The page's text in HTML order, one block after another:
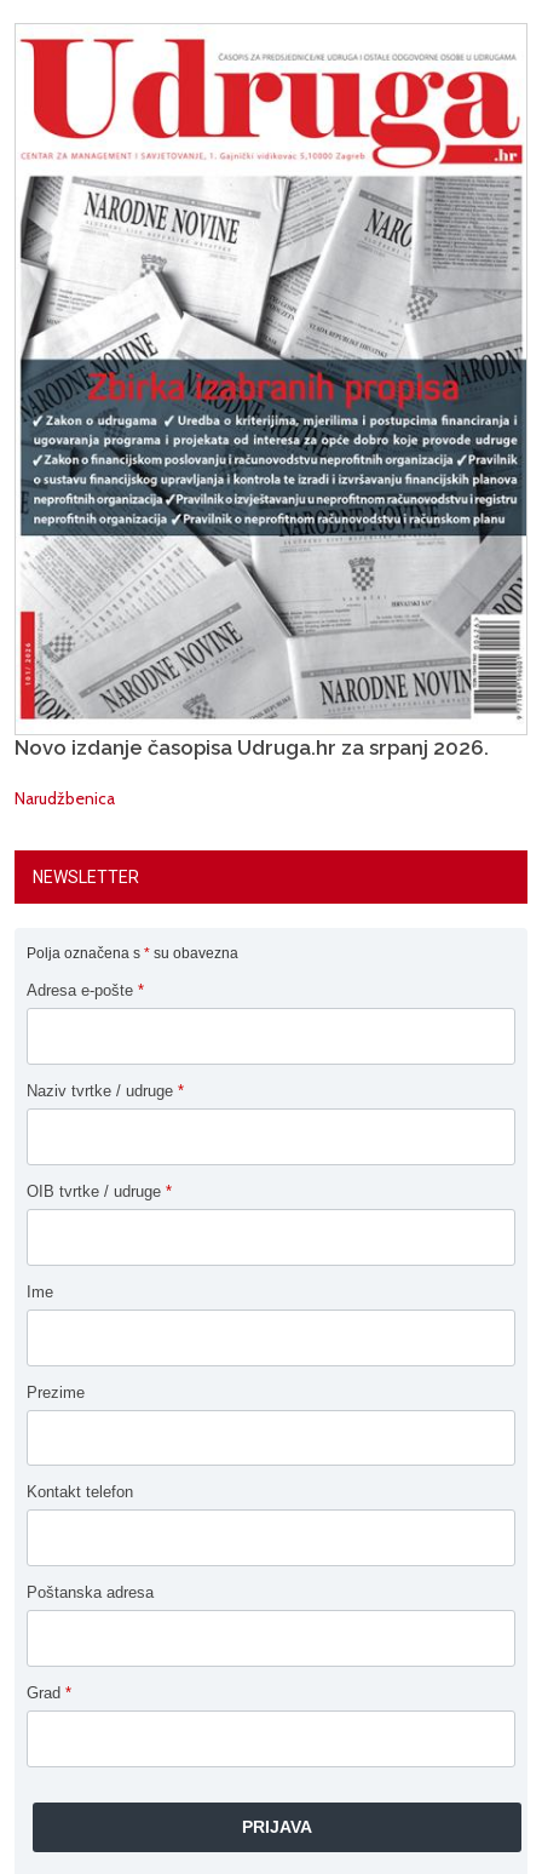
Novo izdanje časopisa Udruga.hr za srpanj 2026.
Narudžbenica
NEWSLETTER
Polja označena s * su obavezna
Adresa e-pošte *
Naziv tvrtke / udruge *
OIB tvrtke / udruge *
Ime
Prezime
Kontakt telefon
Poštanska adresa
Grad *